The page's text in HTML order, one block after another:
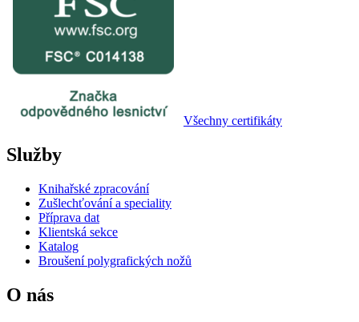
Všechny certifikáty
Služby
Knihařské zpracování
Zušlechťování a speciality
Příprava dat
Klientská sekce
Katalog
Broušení polygrafických nožů
O nás